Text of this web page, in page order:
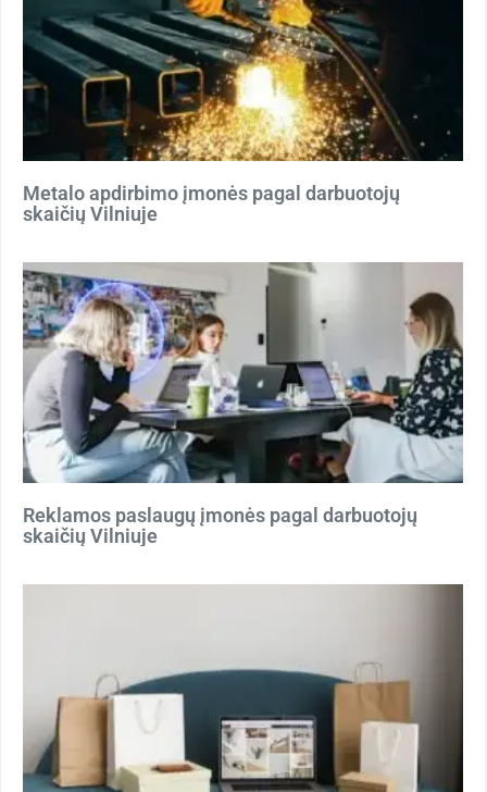
Metalo apdirbimo įmonės pagal darbuotojų
skaičių Vilniuje
Reklamos paslaugų įmonės pagal darbuotojų
skaičių Vilniuje